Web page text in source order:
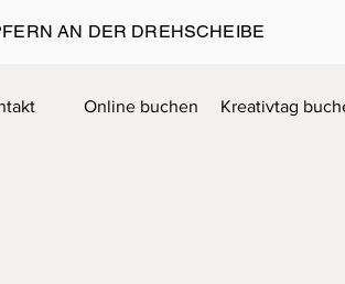
AN DER DREHSCHEIBE
Online buchen Kreativtag